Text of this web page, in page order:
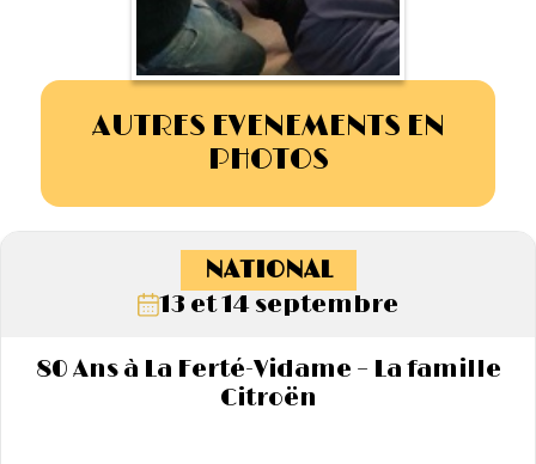
La 15/6 H –
1954/1956
AUTRES EVENEMENTS EN
PHOTOS
NATIONAL
13 et 14 septembre
80 Ans à La Ferté-Vidame – La famille
Citroën